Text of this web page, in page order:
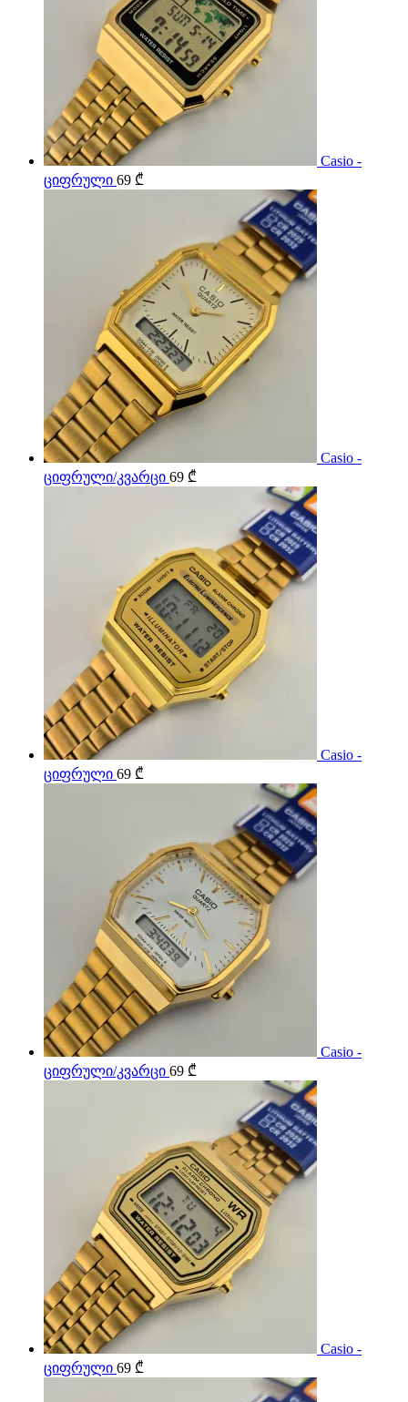
Casio -
ციფრული 69 ₾
Casio -
ციფრული/კვარცი 69 ₾
Casio -
ციფრული 69 ₾
Casio -
ციფრული/კვარცი 69 ₾
Casio -
ციფრული 69 ₾